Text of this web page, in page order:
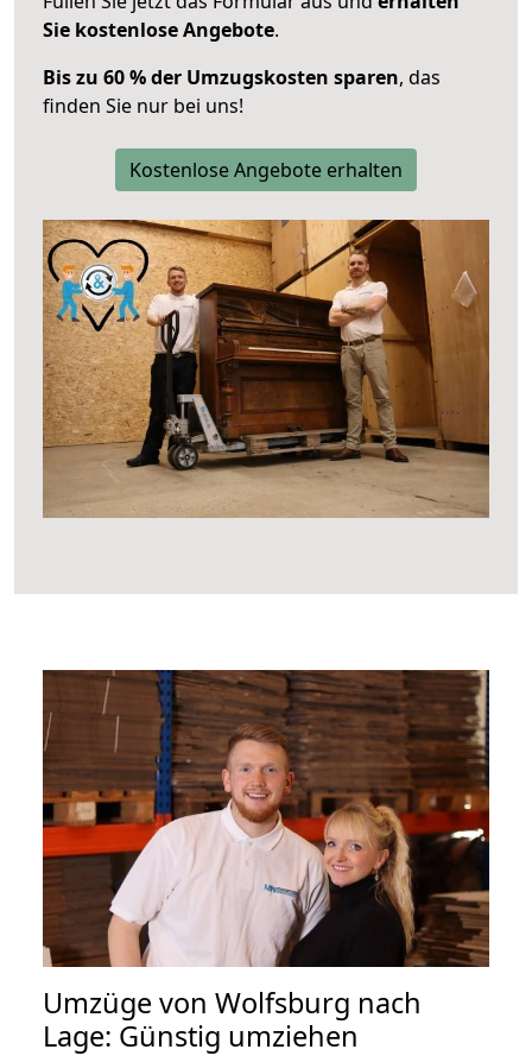
Sie kostenlose Angebote.
Bis zu 60 % der Umzugskosten sparen, das
finden Sie nur bei uns!
Kostenlose Angebote erhalten
Umzüge von Wolfsburg nach
Lage: Günstig umziehen